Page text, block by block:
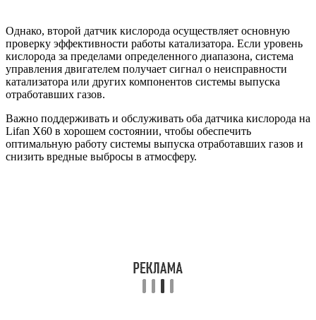
Однако, второй датчик кислорода осуществляет основную
проверку эффективности работы катализатора. Если уровень
кислорода за пределами определенного диапазона, система
управления двигателем получает сигнал о неисправности
катализатора или других компонентов системы выпуска
отработавших газов.
Важно поддерживать и обслуживать оба датчика кислорода на
Lifan X60 в хорошем состоянии, чтобы обеспечить
оптимальную работу системы выпуска отработавших газов и
снизить вредные выбросы в атмосферу.